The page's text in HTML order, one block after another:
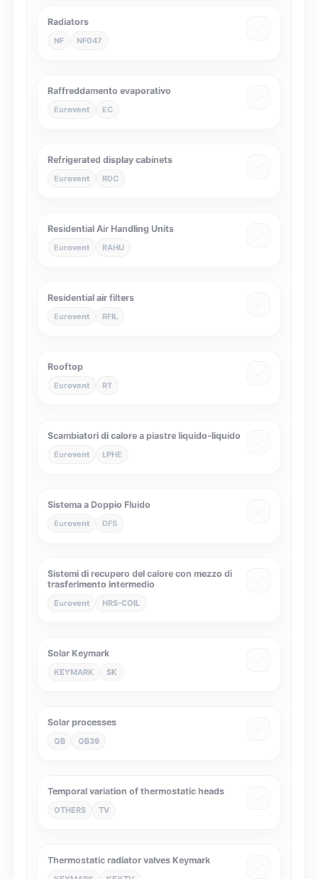
Radiators
NF NF047
Raffreddamento evaporativo
Eurovent EC
Refrigerated display cabinets
Eurovent RDC
Residential Air Handling Units
Eurovent RAHU
Residential air filters
Eurovent RFIL
Rooftop
Eurovent RT
Scambiatori di calore a piastre liquido-liquido
Eurovent LPHE
Sistema a Doppio Fluido
Eurovent DFS
Sistemi di recupero del calore con mezzo di
trasferimento intermedio
Eurovent HRS-COIL
Solar Keymark
KEYMARK SK
Solar processes
QB QB39
Temporal variation of thermostatic heads
OTHERS TV
Thermostatic radiator valves Keymark